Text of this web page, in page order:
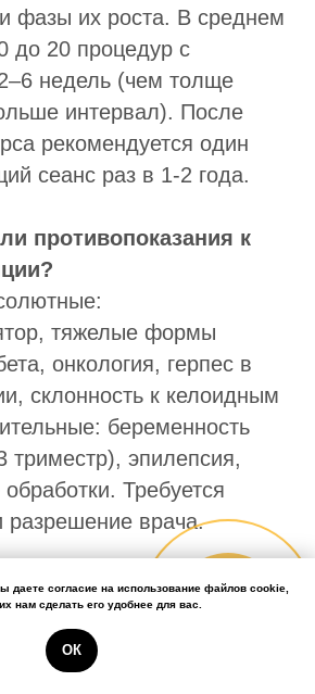
фазы их роста. В среднем
до 20 процедур с
недель (чем толще
интервал). После
рекомендуется один
сеанс раз в 1-2 года.
противопоказания к
тяжелые формы
онкология, герпес в
склонность к келоидным
беременность
триместр), эпилепсия,
Требуется
разрешение врача.
уход нужен после
24 часа не мочить
не использовать
даете согласие на использование файлов cookie,
нам сделать его удобнее для вас.
ОК
Онлайн-